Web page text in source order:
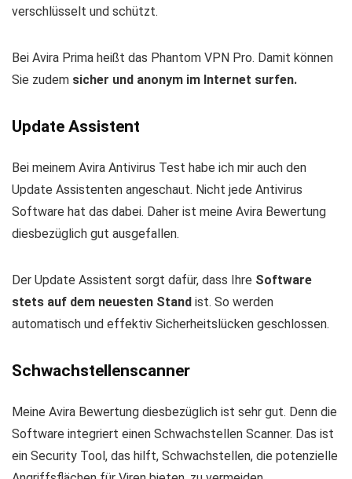
verschlüsselt und schützt.
Bei Avira Prima heißt das Phantom VPN Pro. Damit können
Sie zudem sicher und anonym im Internet surfen.
Update Assistent
Bei meinem Avira Antivirus Test habe ich mir auch den
Update Assistenten angeschaut. Nicht jede Antivirus
Software hat das dabei. Daher ist meine Avira Bewertung
diesbezüglich gut ausgefallen.
Der Update Assistent sorgt dafür, dass Ihre Software
stets auf dem neuesten Stand ist. So werden
automatisch und effektiv Sicherheitslücken geschlossen.
Schwachstellenscanner
Meine Avira Bewertung diesbezüglich ist sehr gut. Denn die
Software integriert einen Schwachstellen Scanner. Das ist
ein Security Tool, das hilft, Schwachstellen, die potenzielle